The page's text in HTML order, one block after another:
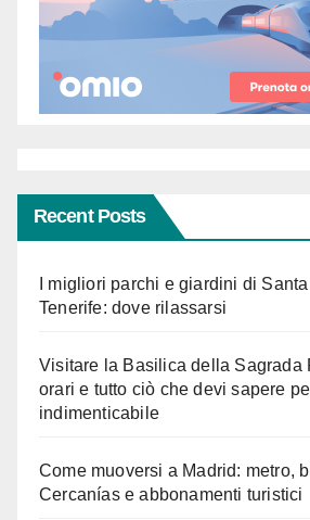
Recent Posts
I migliori parchi e giardini di
Tenerife: dove rilassarsi
Visitare la Basilica della Sagrada
orari e tutto ciò che devi sapere
indimenticabile
Come muoversi a Madrid: metro,
Cercanías e abbonamenti turistici